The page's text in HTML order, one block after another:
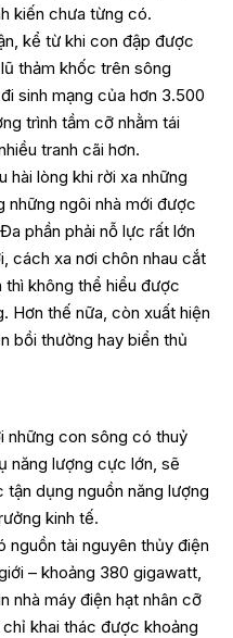
kiến chưa từng có.
kể từ khi con đập được
thảm khốc trên sông
sinh mạng của hơn 3.500
trình tầm cỡ nhằm tái
tranh cãi hơn.
hài lòng khi rời xa những
những ngôi nhà mới được
phần phải nỗ lực rất lớn
cách xa nơi chôn nhau cắt
không thể hiểu được
Hơn thế nữa, còn xuất hiện
bồi thường hay biển thủ
những con sông có thuỷ
năng lượng cực lớn, sẽ
dụng nguồn năng lượng
kinh tế.
nguồn tài nguyên thủy điện
– khoảng 380 gigawatt,
nhà máy điện hạt nhân cỡ
khai thác được khoảng